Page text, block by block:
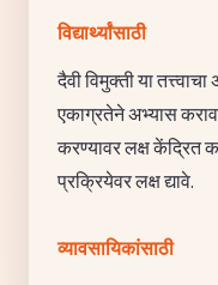
विद्यार्थ्यांसाठी
दैवी विमुक्ती या
एकाग्रतेने अभ्यास
करण्यावर लक्ष केंद्रित
प्रक्रियेवर लक्ष द्यावे.
व्यावसायिकांसाठी